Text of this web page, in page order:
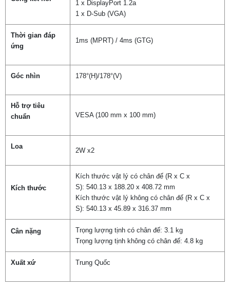
1 x DisplayPort 1.2a
1 x D-Sub (VGA)
Thời gian đáp
ứng
1ms (MPRT) / 4ms (GTG)
Góc nhìn 178°(H)/178°(V)
Hỗ trợ tiêu
chuẩn
VESA (100 mm x 100 mm)
Loa
2W x2
Kích thước
Kích thước vật lý có chân đế (R x C x
S): 540.13 x 188.20 x 408.72 mm
Kích thước vật lý không có chân đế (R x C x
S): 540.13 x 45.89 x 316.37 mm
Cân nặng
Trọng lượng tịnh có chân đế: 3.1 kg
Trọng lượng tịnh không có chân đế: 4.8 kg
Xuất xứ Trung Quốc